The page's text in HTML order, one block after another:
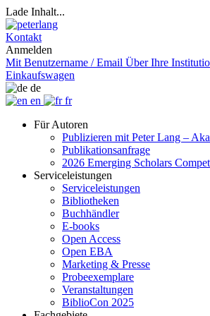
Lade Inhalt...
Kontakt
Anmelden
Mit Benutzername / Email Über Ihre
Einkaufswagen
de
en
fr
Für Autoren
Publizieren mit Peter Lang –
Publikationsanfrage
2026 Emerging Scholars
Serviceleistungen
Serviceleistungen
Bibliotheken
Buchhändler
E-books
Open Access
Open EBA
Marketing & Presse
Probeexemplare
Veranstaltungen
BiblioCon 2025